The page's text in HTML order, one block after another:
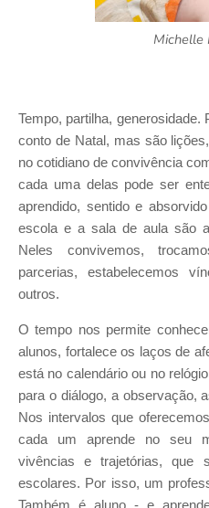
Michelle
Tempo, partilha,
conto de Natal, mas são
no cotidiano de convivência
cada uma delas pode ser
aprendido, sentido e
escola e a sala de aula são
Neles convivemos,
parcerias, estabelecemos
outros.
O tempo nos permite
alunos, fortalece os laços de
está no calendário ou no
para o diálogo, a observação,
Nos intervalos que
cada um aprende no seu
vivências e trajetórias, que
escolares. Por isso, um